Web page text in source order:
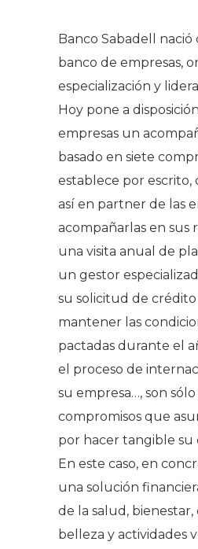
Banco Sabadell nació
banco de empresas,
especialización y
Hoy pone a
empresas un
basado en siete
establece por escrito,
así en partner de las
acompañarlas en sus
una visita anual de
un gestor
su solicitud de crédito
mantener las
pactadas durante el
el proceso de
su empresa…, son
compromisos que
por hacer tangible su
En este caso, en
una solución
de la salud,
belleza y actividades